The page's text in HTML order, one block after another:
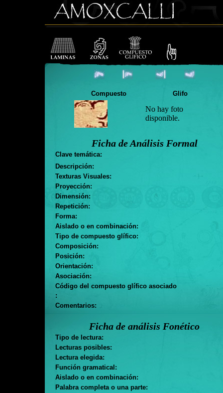
Compuesto Glifo
No hay foto
disponible.
Ficha de Análisis Formal
Clave temática:
Descripción:
Texturas Visuales:
Proyección:
Dimensión:
Repetición:
Forma:
Aislado o en combinación:
Tipo de compuesto glífico:
Composición:
Posición:
Orientación:
Asociación:
Código del compuesto glífico asociado
:
Comentarios:
Ficha de análisis Fonético
Tipo de lectura:
Lecturas posibles:
Lectura elegida:
Función gramatical:
Aislado o en combinación:
Palabra completa o una parte: